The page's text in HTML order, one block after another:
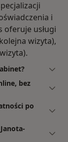
i
oferuje usługi
wizyta),
bez
po